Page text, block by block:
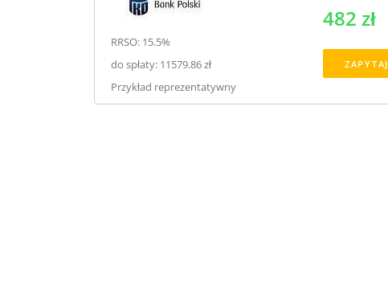
RRSO: 15.5%
do spłaty: 11579.86 zł
Przykład reprezentatywny
482 zł
ZAPYTAJ